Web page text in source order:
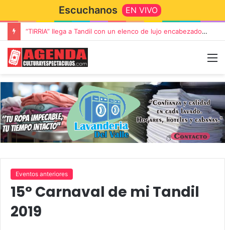
Escuchanos EN VIVO
Rata Blanca regresa a Tandil con un show demoledor en el Estadio Unión y Progreso
Eventos anteriores
15° Carnaval de mi Tandil
2019